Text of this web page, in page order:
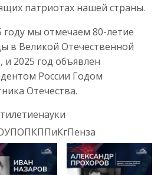
патриотах нашей страны.
году мы отмечаем 80-летие
в Великой Отечественной
и 2025 год объявлен
России Годом
Отечества.